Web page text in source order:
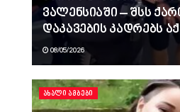
ვალენსიაში – შსს
დაკავების კადრებს
08/05/2026
ᲐᲮᲐᲚᲘ ᲐᲛᲑᲔᲑᲘ